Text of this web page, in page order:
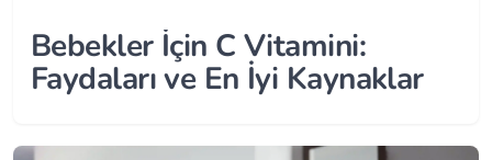
Bebekler İçin C Vitamini:
Faydaları ve En İyi Kaynaklar